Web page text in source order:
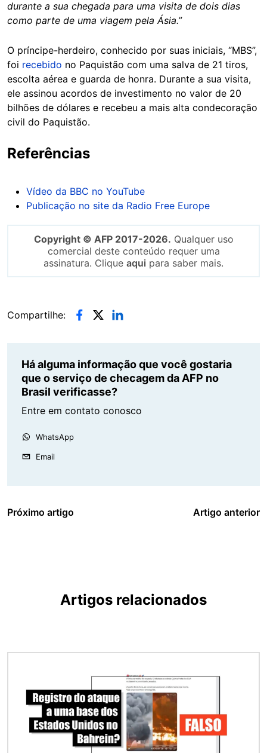
durante a sua chegada para uma visita de dois dias
como parte de uma viagem pela Ásia.”
O príncipe-herdeiro, conhecido por suas iniciais, “MBS”,
foi recebido no Paquistão com uma salva de 21 tiros,
escolta aérea e guarda de honra. Durante a sua visita,
ele assinou acordos de investimento no valor de 20
bilhões de dólares e recebeu a mais alta condecoração
civil do Paquistão.
Referências
Vídeo da BBC no YouTube
Publicação no site da Radio Free Europe
Copyright © AFP 2017-2026. Qualquer uso
comercial deste conteúdo requer uma
assinatura. Clique aqui para saber mais.
Compartilhe:
Há alguma informação que você gostaria
que o serviço de checagem da AFP no
Brasil verificasse?
Entre em contato conosco
WhatsApp
Email
Próximo artigo Artigo anterior
Artigos relacionados